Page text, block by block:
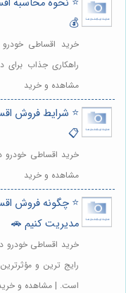
💰
خرید اقساطی
راهکاری جذاب
مشاهده و خرید
⭐️ شرایط فروش
📋
خرید اقساطی خودرو
مشاهده و خرید
⭐️ چگونه فروش
مدیریت کنیم 🚗
خرید اقساطی خودرو
رایج ترین و
است. | مشاهده و